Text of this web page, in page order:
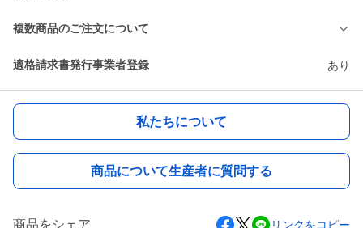
複数商品のご注文について
適格請求書発行事業者登録 あり
私たちについて
商品について生産者に質問する
商品をシェア リンクをコピー